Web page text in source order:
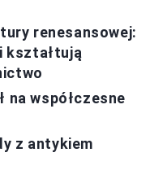
renesansowej:
kształtują
na współczesne
z antykiem